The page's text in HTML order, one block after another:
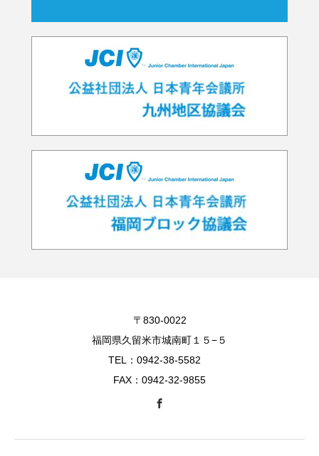
〒830-0022
福岡県久留米市城南町１５−５
TEL：0942-38-5582
FAX：0942-32-9855